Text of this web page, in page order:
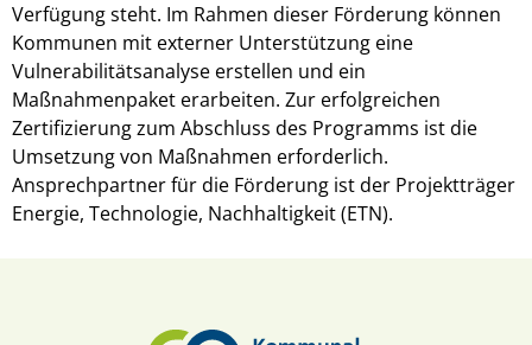
Verfügung steht. Im Rahmen dieser Förderung können
Kommunen mit externer Unterstützung eine
Vulnerabilitätsanalyse erstellen und ein
Maßnahmenpaket erarbeiten. Zur erfolgreichen
Zertifizierung zum Abschluss des Programms ist die
Umsetzung von Maßnahmen erforderlich.
Ansprechpartner für die Förderung ist der Projektträger
Energie, Technologie, Nachhaltigkeit (ETN).